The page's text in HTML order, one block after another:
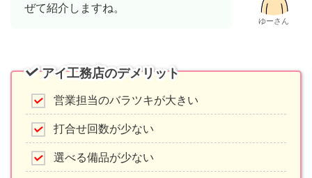
ぜて紹介しますね。
ゆーさん
アイ工務店のデメリット
営業担当のバラツキが大きい
打合せ回数が少ない
選べる備品が少ない